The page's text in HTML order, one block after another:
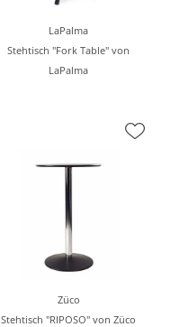
LaPalma
Stehtisch "Fork Table" von
LaPalma
Züco
Stehtisch "RIPOSO" von Züco